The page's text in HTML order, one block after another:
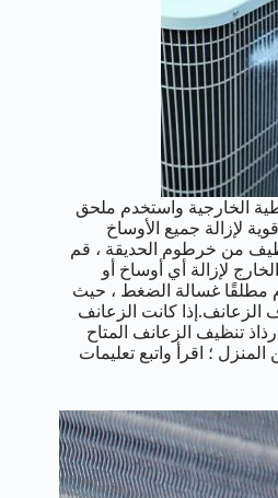
الخارجية واستخدم ملحق
لإزالة جميع الأوساخ
لطيف من خرطوم الحديقة ، قم
لإزالة أي أوساخ أو
مطلقًا غسالة الضغط ، حيث
الزعانف.إذا كانت الزعانف
تنظيف الزعانف المتاح
؛ اقرأ واتبع تعليمات